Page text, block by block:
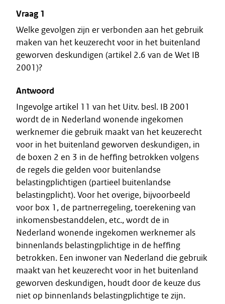
Vraag 1
Welke gevolgen zijn er verbonden aan het gebruik
maken van het keuzerecht voor in het buitenland
geworven deskundigen (artikel 2.6 van de Wet IB
2001)?
Antwoord
Ingevolge artikel 11 van het Uitv. besl. IB 2001
wordt de in Nederland wonende ingekomen
werknemer die gebruik maakt van het keuzerecht
voor in het buitenland geworven deskundigen, in
de boxen 2 en 3 in de heffing betrokken volgens
de regels die gelden voor buitenlandse
belastingplichtigen (partieel buitenlandse
belastingplicht). Voor het overige, bijvoorbeeld
voor box 1, de partnerregeling, toerekening van
inkomensbestanddelen, etc., wordt de in
Nederland wonende ingekomen werknemer als
binnenlands belastingplichtige in de heffing
betrokken. Een inwoner van Nederland die gebruik
maakt van het keuzerecht voor in het buitenland
geworven deskundigen, houdt door de keuze dus
niet op binnenlands belastingplichtige te zijn.